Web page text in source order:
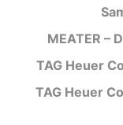
MEATER –
TAG Heuer
TAG Heuer